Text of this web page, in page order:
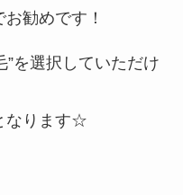
勧めです！
”を選択していただけ
なります☆